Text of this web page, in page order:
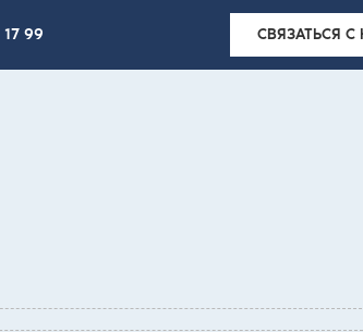
99 СВЯЗАТЬСЯ